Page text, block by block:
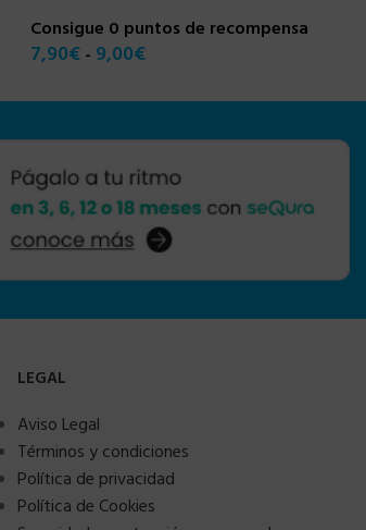
Consigue 0 puntos de recompensa
7,90€- 9,00€
LEGAL
Aviso Legal
Términos y condiciones
Política de privacidad
Política de Cookies